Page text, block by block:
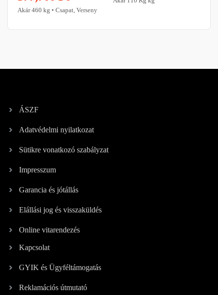
Akár 460 kg • Csapat, Verseny
ÁSZF
Adatvédelmi nyilatkozat
Sütikre vonatkozó szabályzat
Impresszum
Garancia és jótállás
Elállási jog és visszaküldés
Online vitarendezés
Kapcsolat
GYIK és Ügyféltámogatás
Reklamációs útmutató